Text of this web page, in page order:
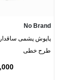
No Brand
پاپوش پشمی
طرح خطی